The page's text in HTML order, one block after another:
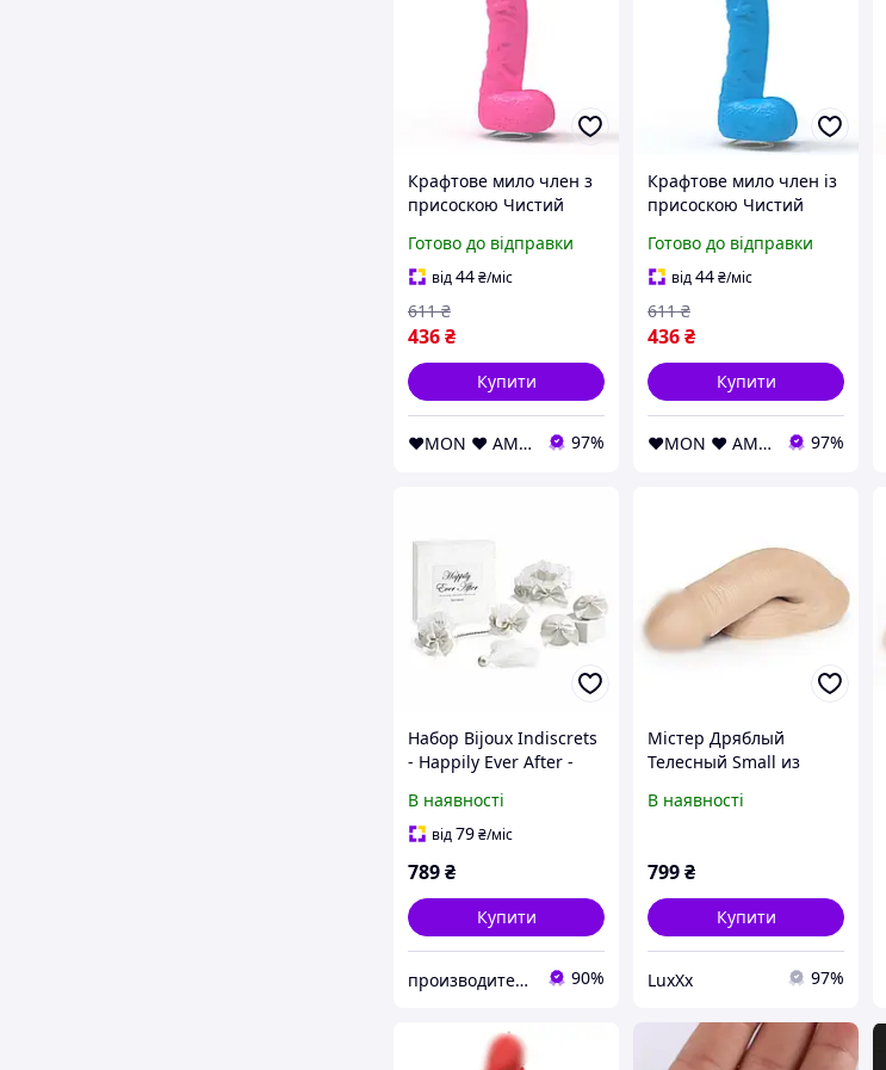
Крафтове мило член з
присоскою Чистий
LARGE (SX2315)
Готово до відправки
від44₴/міс
436₴
611 ₴
Купити
❤️MON ❤️ AMOUR❤️ 97%
Крафтове мило член із
присоскою Чистий
MEDIUM ( SX2311 )
Готово до відправки
від44₴/міс
436₴
611 ₴
Купити
❤️MON ❤️ AMOUR❤️ 97%
Набор Bijoux Indiscrets
- Happily Ever After -
В наявності
від79₴/міс
789₴
Купити
производитель текстиля Luxyart 90%
Містер Дряблый
Телесный Small из
тянется Feromon
В наявності
799₴
Купити
LuxXx 97%